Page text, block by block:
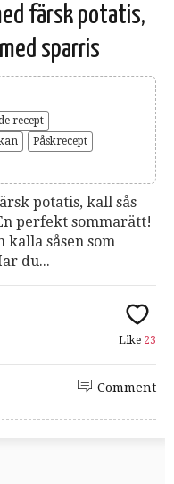
färsk potatis,
sparris
recept
Påskrecept
potatis, kall sås
perfekt sommarätt!
såsen som
du...
Like 23
Comment